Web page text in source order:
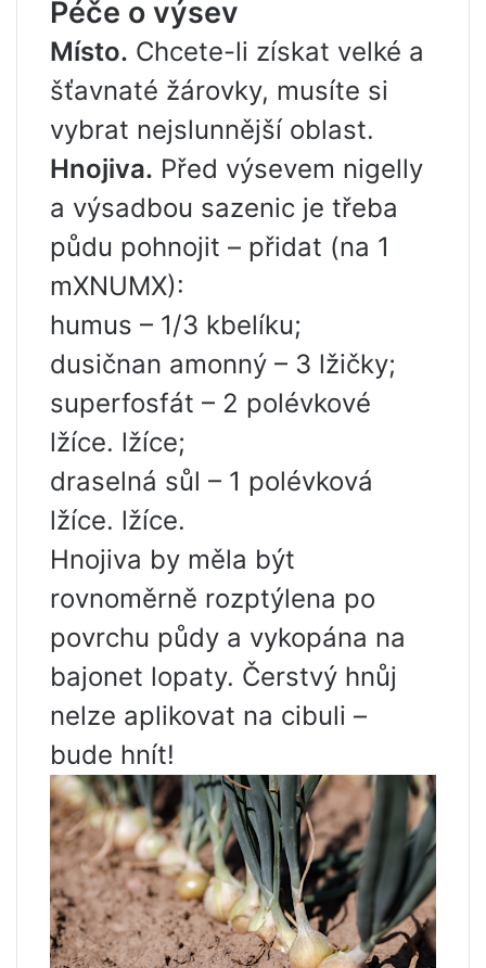
Péče o výsev
Místo. Chcete-li získat velké a
šťavnaté žárovky, musíte si
vybrat nejslunnější oblast.
Hnojiva. Před výsevem nigelly
a výsadbou sazenic je třeba
půdu pohnojit – přidat (na 1
mXNUMX):
humus – 1/3 kbelíku;
dusičnan amonný – 3 lžičky;
superfosfát – 2 polévkové
lžíce. lžíce;
draselná sůl – 1 polévková
lžíce. lžíce.
Hnojiva by měla být
rovnoměrně rozptýlena po
povrchu půdy a vykopána na
bajonet lopaty. Čerstvý hnůj
nelze aplikovat na cibuli –
bude hnít!